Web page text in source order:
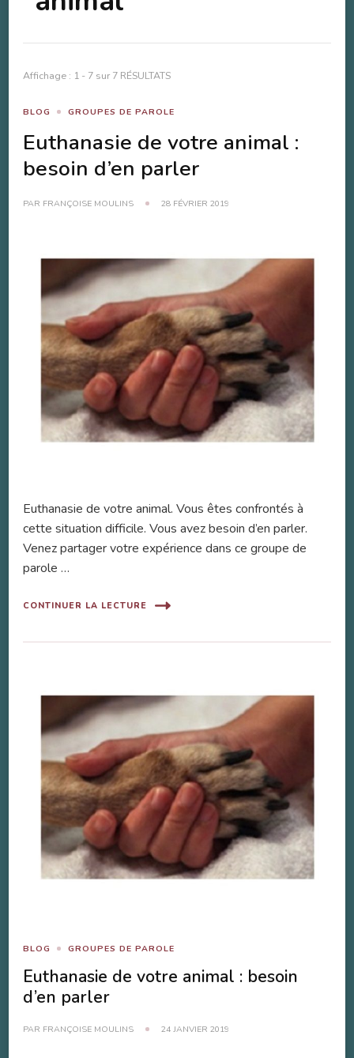
Affichage : 1 - 7 sur 7 RÉSULTATS
BLOG GROUPES DE PAROLE
Euthanasie de votre animal :
besoin d’en parler
PAR FRANÇOISE MOULINS 28 FÉVRIER 2019
Euthanasie de votre animal. Vous êtes confrontés à
cette situation difficile. Vous avez besoin d’en parler.
Venez partager votre expérience dans ce groupe de
parole …
CONTINUER LA LECTURE
BLOG GROUPES DE PAROLE
Euthanasie de votre animal : besoin
d’en parler
PAR FRANÇOISE MOULINS 24 JANVIER 2019